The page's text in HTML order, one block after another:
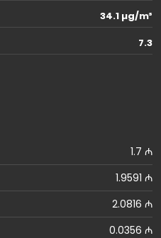
34.1 µg/m³
7.3
1.7 ₼
1.9591 ₼
2.0816 ₼
0.0356 ₼